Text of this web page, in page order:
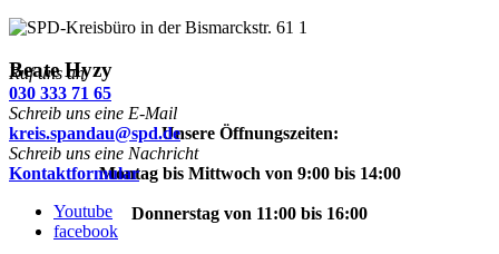
Beate Hyzy
Unsere Öffnungszeiten:
Montag bis Mittwoch von 9:00 bis 14:00
Donnerstag von 11:00 bis 16:00
Ruf uns an
030 333 71 65
Schreib uns eine E-Mail
kreis.spandau@spd.de
Schreib uns eine Nachricht
Kontaktformular
Youtube
facebook